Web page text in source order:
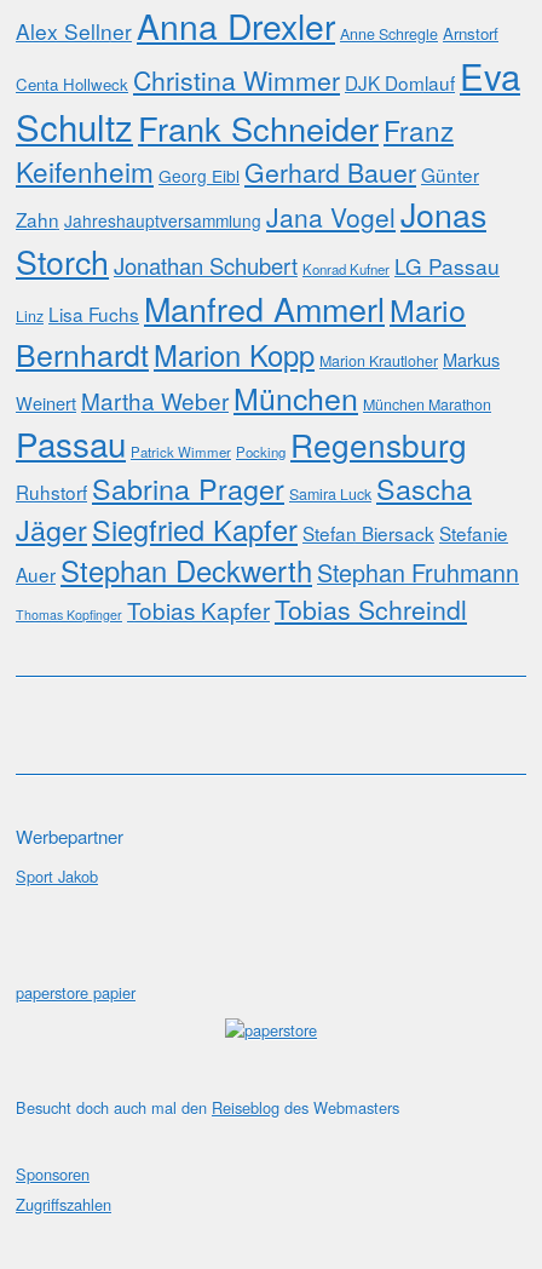
Alex SellnerAnna Drexler Anne Schregle Arnstorf
Centa Hollweck Christina Wimmer DJK Domlauf Eva
SchultzFrank SchneiderFranz
Keifenheim Georg Eibl Gerhard BauerGünter
Zahn Jahreshauptversammlung Jana VogelJonas
Storch Jonathan Schubert Konrad Kufner LG Passau
Linz Lisa Fuchs Manfred AmmerlMario
BernhardtMarion Kopp Marion Krautloher Markus
Weinert Martha WeberMünchen München Marathon
Passau Patrick Wimmer Pocking Regensburg
Ruhstorf Sabrina Prager Samira Luck Sascha
JägerSiegfried KapferStefan Biersack Stefanie
Auer Stephan Deckwerth Stephan Fruhmann
Thomas Kopfinger Tobias KapferTobias Schreindl
Werbepartner
Sport Jakob
paperstore papier
Besucht doch auch mal den Reiseblog des Webmasters
Sponsoren
Zugriffszahlen